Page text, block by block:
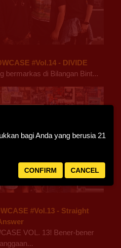
#Vol.14 - DIVIDE
bermarkas di Bilangan Bint...
#Vol.13 - Straight
VOL. 13! Bener-bener
bagi Anda yang berusia 21
CONFIRM CANCEL